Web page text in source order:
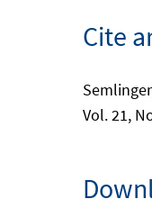
Cite
Vol. 21,